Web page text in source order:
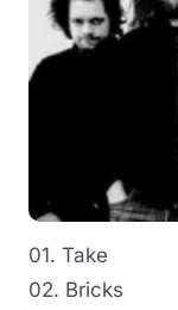
01. Take
02. Bricks